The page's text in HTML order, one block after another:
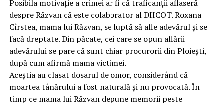
Posibila motivație a crimei ar fi că traficanții aflaseră
despre Răzvan că este colaborator al DIICOT. Roxana
Cîrstea, mama lui Răzvan, se luptă să afle adevărul și se
facă dreptate. Din păcate, cei care se opun aflării
adevărului se pare că sunt chiar procurorii din Ploiești,
după cum afirmă mama victimei.
Aceștia au clasat dosarul de omor, considerând că
moartea tânărului a fost naturală și nu provocată. În
timp ce mama lui Răzvan depune memorii peste